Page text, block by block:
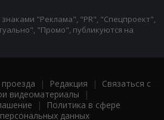
"Реклама", "PR", "Спецпроект",
"Промо", публикуются на
| Редакция | Связаться с
видеоматериалы |
|
Политика в сфере
данных